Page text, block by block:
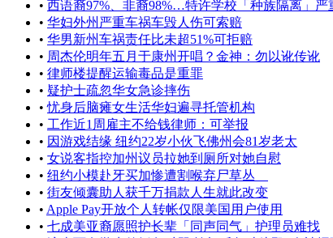
• 西语裔97%、非裔98%…特许学校「种族隔离」严
• 华妇外州严重车祸车毁人伤可索赔
• 华男新州车祸责任比未超51%可拒赔
• 周杰伦明年五月于康州开唱？金神：勿以讹传讹
• 律师楼提醒运输毒品是重罪
• 疑护士疏忽华女急诊摔伤
•忧身后脑瘫女生活华妇遍寻托管机构
• 工作近1周雇主不给钱律师：可举报
• 因游戏结缘 纽约22岁小伙飞佛州会81岁老太
• 女说客指控加州议员拉她到厕所对她自慰
• 纽约小模赴牙买加惨遭割喉弃尸草丛
• 街友倾囊助人获千万捐款人生就此改变
• Apple Pay开放个人转帐仅限美国用户使用
• 七成美亚裔愿照护长辈「同声同气」护理员难找